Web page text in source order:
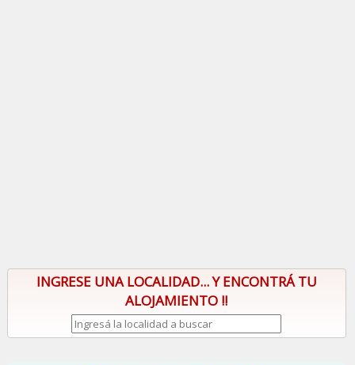
INGRESE UNA LOCALIDAD... Y ENCONTRÁ TU
ALOJAMIENTO !!